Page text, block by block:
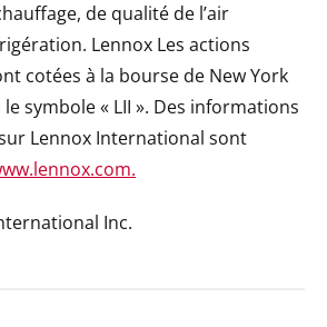
de qualité de l’air
Lennox Les actions
cotées à la bourse de New York
symbole « LII ». Des informations
Lennox International sont
Inc.